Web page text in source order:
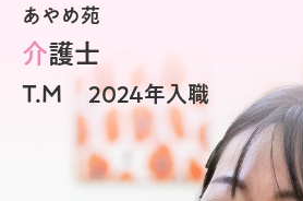
あやめ苑
介護士
T.M 2024年入職